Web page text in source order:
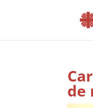
de